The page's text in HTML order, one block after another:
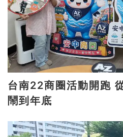
台南22商圈活動開跑 從七夕到聖誕一路熱
鬧到年底